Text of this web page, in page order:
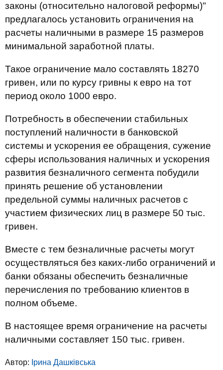
законы (относительно налоговой реформы)"
предлагалось установить ограничения на
расчеты наличными в размере 15 размеров
минимальной заработной платы.
Такое ограничение мало составлять 18270
гривен, или по курсу гривны к евро на тот
период около 1000 евро.
Потребность в обеспечении стабильных
поступлений наличности в банковской
системы и ускорения ее обращения, сужение
сферы использования наличных и ускорения
развития безналичного сегмента побудили
принять решение об установлении
предельной суммы наличных расчетов с
участием физических лиц в размере 50 тыс.
гривен.
Вместе с тем безналичные расчеты могут
осуществляться без каких-либо ограничений и
банки обязаны обеспечить безналичные
перечисления по требованию клиентов в
полном объеме.
В настоящее время ограничение на расчеты
наличными составляет 150 тыс. гривен.
Автор: Ірина Дашківська